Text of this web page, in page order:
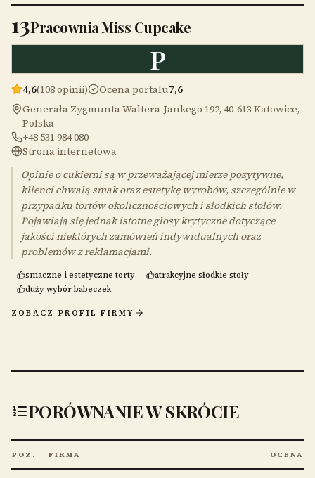
13Pracownia Miss Cupcake
P
4,6(108 opinii) Ocena portalu7,6
Generała Zygmunta Waltera-Jankego 192, 40-613 Katowice,
Polska
+48 531 984 080
Strona internetowa
Opinie o cukierni są w przeważającej mierze pozytywne,
klienci chwalą smak oraz estetykę wyrobów, szczególnie w
przypadku tortów okolicznościowych i słodkich stołów.
Pojawiają się jednak istotne głosy krytyczne dotyczące
jakości niektórych zamówień indywidualnych oraz
problemów z reklamacjami.
smaczne i estetyczne torty
atrakcyjne słodkie stoły
duży wybór babeczek
ZOBACZ PROFIL FIRMY
PORÓWNANIE W SKRÓCIE
POZ. FIRMA OCENA